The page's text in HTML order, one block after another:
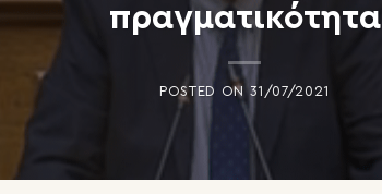
πραγματικότητα
POSTED ON 31/07/2021